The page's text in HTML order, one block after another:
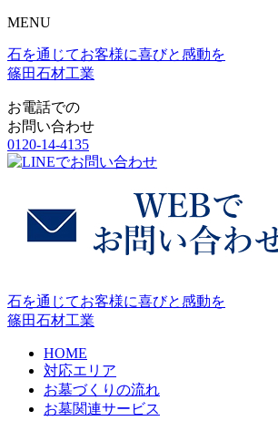
MENU
石を通じてお客様に喜びと感動を
篠田石材工業
お電話での
お問い合わせ
0120-14-4135
石を通じてお客様に喜びと感動を
篠田石材工業
HOME
対応エリア
お墓づくりの流れ
お墓関連サービス